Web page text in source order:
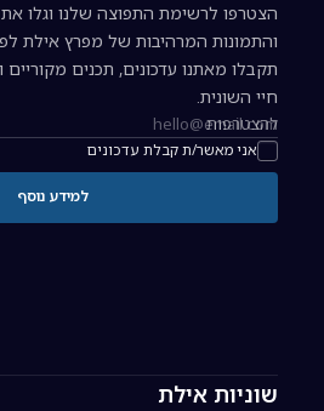
שוניות אילת
הצטרפו לרשימת התפוצה שלנו וגלו את
והתמונות המרהיבות של מפרץ אילת
תקבלו מאתנו עדכונים, תכנים
חיי השונית.
כתובת אימייל להרשמה לניוזלטר
אני מאשר/ת קבלת עדכונים
להצטרפות
למידע נוסף